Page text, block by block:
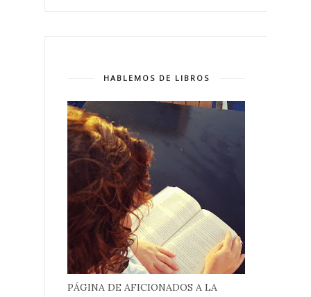
HABLEMOS DE LIBROS
PÁGINA DE AFICIONADOS A LA